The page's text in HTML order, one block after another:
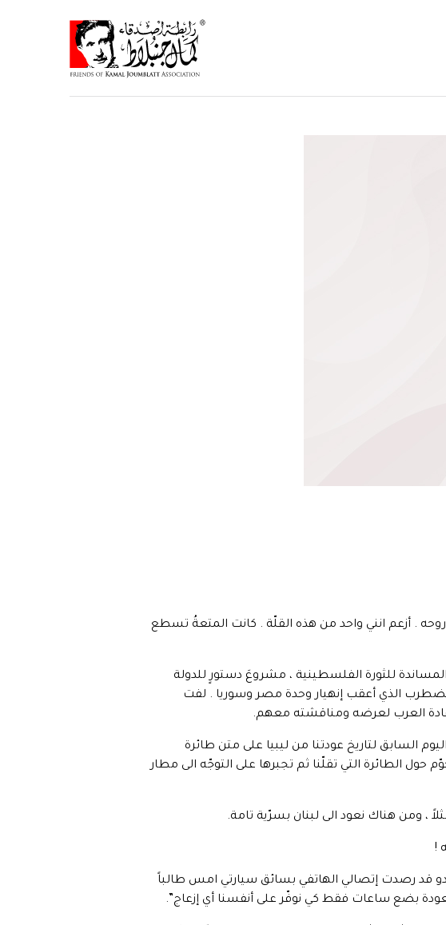
. أزعم انني واحد من هذه القلّة . كانت المتعةُ تسطع
للثورة الفلسطينية ، مشروعَ دستورٍ للدولة
المضطرب الذي أعقب إنهيار وحدة مصر وسوريا . لفت
العرب لعرضه ومناقشته معهم.
السابق لتاريخ عودتنا من ليبيا على متن طائرة
حول الطائرة التي تقلّنا ثم تجبرها على التوجّه الى مطار
، ومن هناك نعود الى لبنان بسرّية تامة.
!
قد رصدت إتصالي الهاتفي بسائق سيارتي امس طالباً
بضع ساعات فقط كي نوفّر على أنفسنا أي إزعاج”.